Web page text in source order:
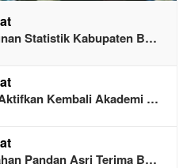
Statistik Kabupaten B…
Kembali Akademi …
Pandan Asri Terima B…